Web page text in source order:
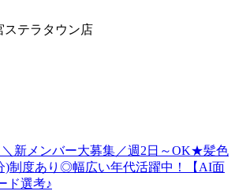
ステラタウン店
＼新メンバー大募集／週2日～OK★髪色
)制度あり◎幅広い年代活躍中！【AI面
ド選考♪